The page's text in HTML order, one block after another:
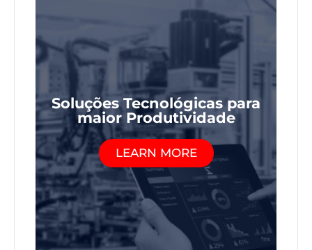
Soluções Tecnológicas para
maior Produtividade
LEARN MORE